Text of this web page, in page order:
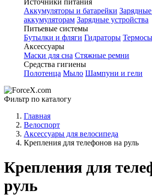
Источники питания
Аккумуляторы и батарейки
аккумуляторам Зарядные устройства
Питьевые системы
Бутылки и фляги Гидраторы
Аксессуары
Маски для сна Стяжные ремни
Средства гигиены
Полотенца Мыло Шампуни и гели
Фильтр по каталогу
Главная
Велоспорт
Аксессуары для велосипеда
Крепления для телефонов на руль
Крепления для
руль